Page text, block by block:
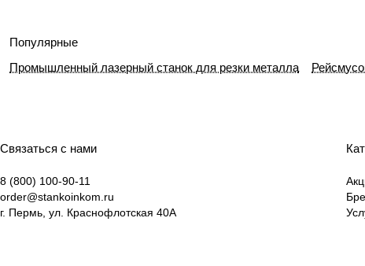
Популярные
Промышленный лазерный станок для резки металла
Связаться с нами
8 (800) 100-90-11
order@stankoinkom.ru
г. Пермь, ул. Краснофлотская 40А